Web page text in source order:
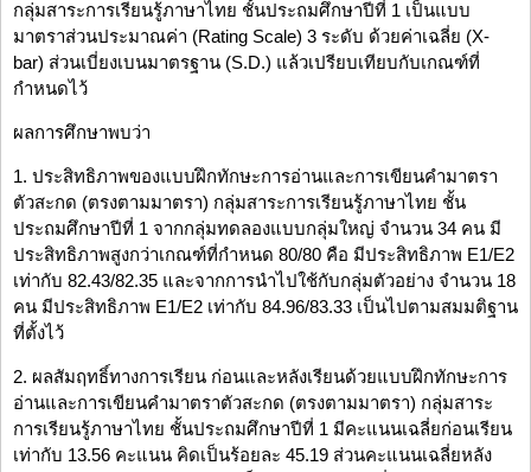
กลุ่มสาระการเรียนรู้ภาษาไทย ชั้นประถมศึกษาปีที่ 1 เป็นแบบ
มาตราส่วนประมาณค่า (Rating Scale) 3 ระดับ ด้วยค่าเฉลี่ย (X-
bar) ส่วนเบี่ยงเบนมาตรฐาน (S.D.) แล้วเปรียบเทียบกับเกณฑ์ที่
กำหนดไว้
ผลการศึกษาพบว่า
1. ประสิทธิภาพของแบบฝึกทักษะการอ่านและการเขียนคำมาตรา
ตัวสะกด (ตรงตามมาตรา) กลุ่มสาระการเรียนรู้ภาษาไทย ชั้น
ประถมศึกษาปีที่ 1 จากกลุ่มทดลองแบบกลุ่มใหญ่ จำนวน 34 คน มี
ประสิทธิภาพสูงกว่าเกณฑ์ที่กำหนด 80/80 คือ มีประสิทธิภาพ E1/E2
เท่ากับ 82.43/82.35 และจากการนำไปใช้กับกลุ่มตัวอย่าง จำนวน 18
คน มีประสิทธิภาพ E1/E2 เท่ากับ 84.96/83.33 เป็นไปตามสมมติฐาน
ที่ตั้งไว้
2. ผลสัมฤทธิ์ทางการเรียน ก่อนและหลังเรียนด้วยแบบฝึกทักษะการ
อ่านและการเขียนคำมาตราตัวสะกด (ตรงตามมาตรา) กลุ่มสาระ
การเรียนรู้ภาษาไทย ชั้นประถมศึกษาปีที่ 1 มีคะแนนเฉลี่ยก่อนเรียน
เท่ากับ 13.56 คะแนน คิดเป็นร้อยละ 45.19 ส่วนคะแนนเฉลี่ยหลัง